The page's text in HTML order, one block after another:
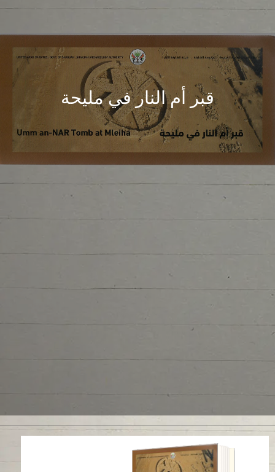
قبر أم النار في مليحة
قبر أم النار في مليحة